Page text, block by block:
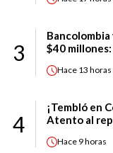
3
$40
Hace 13 horas
4
¡Tembló en
Atento al
Hace 9 horas